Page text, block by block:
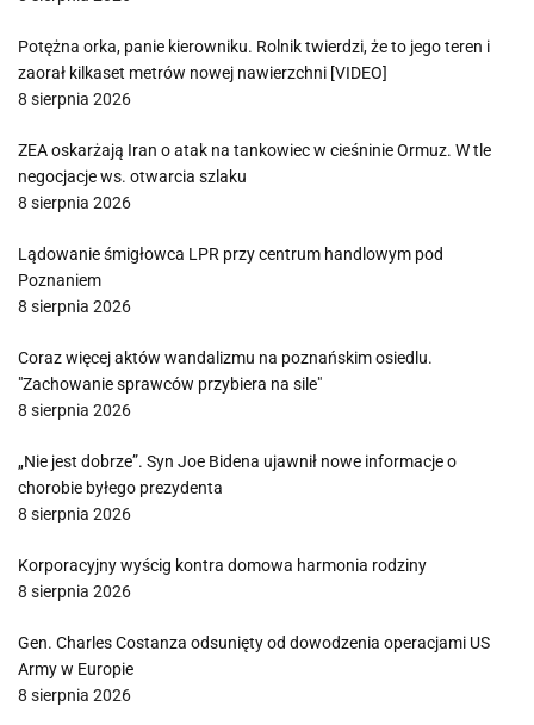
Potężna orka, panie kierowniku. Rolnik twierdzi, że to jego teren i
zaorał kilkaset metrów nowej nawierzchni [VIDEO]
8 sierpnia 2026
ZEA oskarżają Iran o atak na tankowiec w cieśninie Ormuz. W tle
negocjacje ws. otwarcia szlaku
8 sierpnia 2026
Lądowanie śmigłowca LPR przy centrum handlowym pod
Poznaniem
8 sierpnia 2026
Coraz więcej aktów wandalizmu na poznańskim osiedlu.
"Zachowanie sprawców przybiera na sile"
8 sierpnia 2026
„Nie jest dobrze”. Syn Joe Bidena ujawnił nowe informacje o
chorobie byłego prezydenta
8 sierpnia 2026
Korporacyjny wyścig kontra domowa harmonia rodziny
8 sierpnia 2026
Gen. Charles Costanza odsunięty od dowodzenia operacjami US
Army w Europie
8 sierpnia 2026